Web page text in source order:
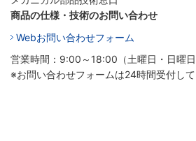
商品の仕様・技術のお問い合わせ
Webお問い合わせフォーム
営業時間：9:00～18:00（土曜日・日曜日
※お問い合わせフォームは24時間受付して